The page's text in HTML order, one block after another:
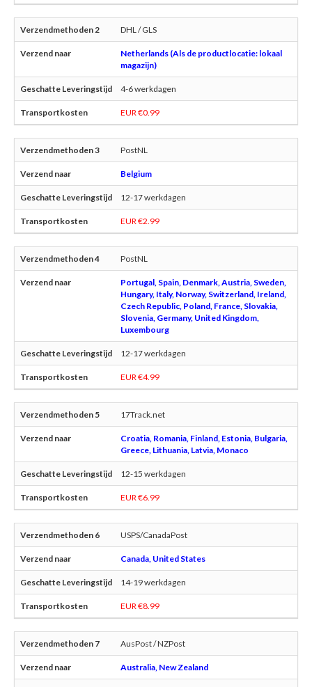
DHL / GLS
Netherlands (Als de productlocatie: lokaal
magazijn)
4-6 werkdagen
EUR €0.99
PostNL
Belgium
12-17 werkdagen
EUR €2.99
PostNL
Portugal, Spain, Denmark, Austria, Sweden,
Hungary, Italy, Norway, Switzerland, Ireland,
Czech Republic, Poland, France, Slovakia,
Slovenia, Germany, United Kingdom,
Luxembourg
12-17 werkdagen
EUR €4.99
17Track.net
Croatia, Romania, Finland, Estonia, Bulgaria,
Greece, Lithuania, Latvia, Monaco
12-15 werkdagen
EUR €6.99
USPS/CanadaPost
Canada, United States
14-19 werkdagen
EUR €8.99
AusPost / NZPost
Australia, New Zealand